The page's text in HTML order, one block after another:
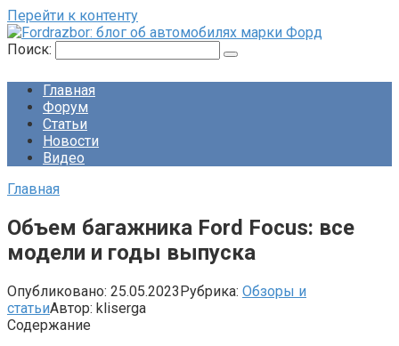
Перейти к контенту
Поиск:
Главная
Форум
Статьи
Новости
Видео
Главная
Объем багажника Ford Focus: все
модели и годы выпуска
Опубликовано: 25.05.2023Рубрика: Обзоры и
статьиАвтор: kliserga
Содержание